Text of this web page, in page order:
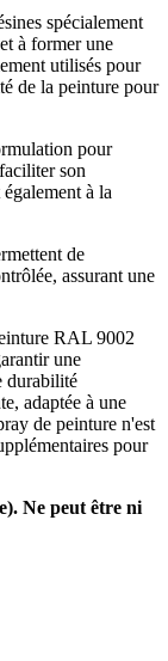
spécialement
à former une
utilisés pour
de la peinture pour
pour
son
à la
de
assurant une
RAL 9002
une
durabilité
adaptée à une
de peinture n'est
pour
Ne peut être ni